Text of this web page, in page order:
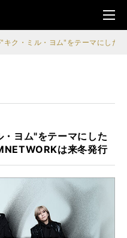
メニ
ュ
キク・ミル・ヨム"をテーマにし
ヨム"をテーマにした
は来冬発行